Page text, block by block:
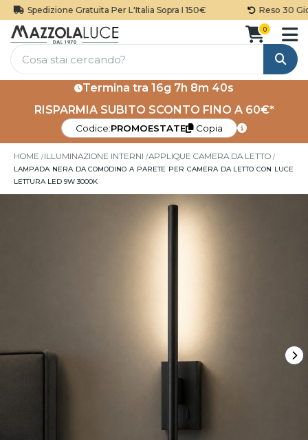
Spedizione Gratuita Per L'Italia Sopra I 150€ Reso 30
Cerca
0
Termina tra 16g 7h 8m 40s
RISPARMIA SUBITO SCONTO FINO A 60€*
Codice:PROMOESTATE Copia
HOME ILLUMINAZIONE INTERNI APPLIQUE CAMERA DA LETTO
LAMPADA NERA DA COMODINO A PARETE PER CAMERA DA LETTO CON LUCE
LETTURA LED 9W 3000K